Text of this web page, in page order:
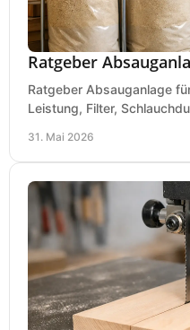
Ratgeber
Ratgeber Absauganlage
Leistung, Filter,
31. Mai 2026